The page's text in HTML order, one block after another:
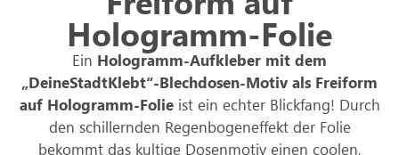
Hologramm-Folie
Ein Hologramm-Aufkleber mit dem
„DeineStadtKlebt“-Blechdosen-Motiv als Freiform
auf Hologramm-Folieist ein echter Blickfang! Durch
den schillernden Regenbogeneffekt der Folie
bekommt das kultige Dosenmotiv einen coolen,